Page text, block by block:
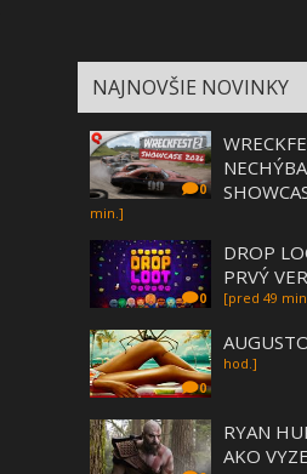
NAJNOVŠIE NOVINKY
0
min.]
0
DROP
PRVÝ
[pred 49
0
hod.]
RYAN
AKO